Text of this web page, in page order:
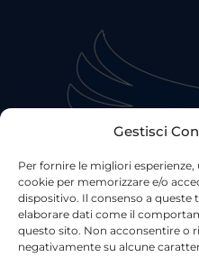
Gestisci
Per fornire le migliori
cookie per memorizzare e/o
dispositivo. Il consenso a
elaborare dati come il
questo sito. Non acconsentire o
negativamente su alcune
©2023 Tutti i diritti